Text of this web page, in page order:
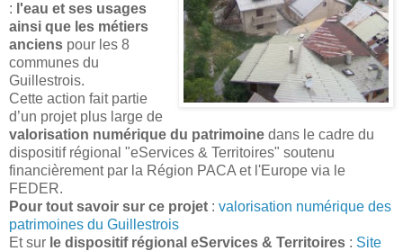
: l'eau et ses usages
ainsi que les métiers
anciens pour les 8
communes du
Guillestrois.
Cette action fait partie
d’un projet plus large de
valorisation numérique du patrimoine dans le cadre du
dispositif régional "eServices & Territoires" soutenu
financièrement par la Région PACA et l'Europe via le
FEDER.
Pour tout savoir sur ce projet : valorisation numérique des
patrimoines du Guillestrois
Et sur le dispositif régional eServices & Territoires : Site